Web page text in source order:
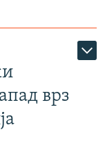
врз